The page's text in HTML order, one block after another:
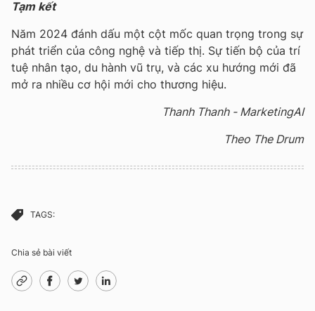
Tạm kết
Năm 2024 đánh dấu một cột mốc quan trọng trong sự
phát triển của công nghệ và tiếp thị. Sự tiến bộ của trí
tuệ nhân tạo, du hành vũ trụ, và các xu hướng mới đã
mở ra nhiều cơ hội mới cho thương hiệu.
Thanh Thanh - MarketingAI
Theo The Drum
TAGS:
Chia sẻ bài viết